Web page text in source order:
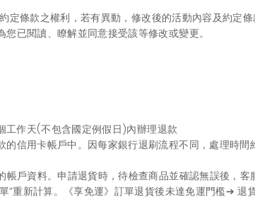
定條款之權利，若有異動，修改後的活動內容及約定
已閱讀、瞭解並同意接受該等修改或變更。
工作天(不包含國定例假日)內辦理退款
信用卡帳戶中。因每家銀行退刷流程不同，處理時
戶資料。申請退貨時，待檢查商品並確認無誤後，
”重新計算。《享免運》訂單退貨後未達免運門檻➔ 退